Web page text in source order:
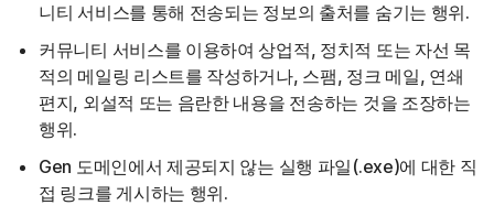
니티 서비스를 통해 전송되는 정보의 출처를 숨기는 행위.
커뮤니티 서비스를 이용하여 상업적, 정치적 또는 자선 목
적의 메일링 리스트를 작성하거나, 스팸, 정크 메일, 연쇄
편지, 외설적 또는 음란한 내용을 전송하는 것을 조장하는
행위.
Gen 도메인에서 제공되지 않는 실행 파일(.exe)에 대한 직
접 링크를 게시하는 행위.